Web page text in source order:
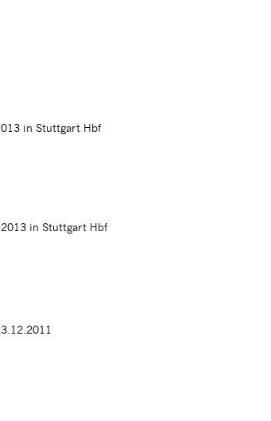
in Stuttgart Hbf
in Stuttgart Hbf